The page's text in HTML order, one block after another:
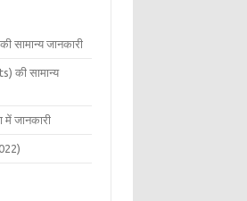
सामान्य जानकारी
की सामान्य
जानकारी